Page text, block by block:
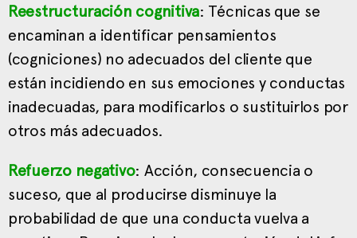
Reestructuración cognitiva: Técnicas que se
encaminan a identificar pensamientos
(cogniciones) no adecuados del cliente que
están incidiendo en sus emociones y conductas
inadecuadas, para modificarlos o sustituirlos por
otros más adecuados.
Refuerzo negativo: Acción, consecuencia o
suceso, que al producirse disminuye la
probabilidad de que una conducta vuelva a